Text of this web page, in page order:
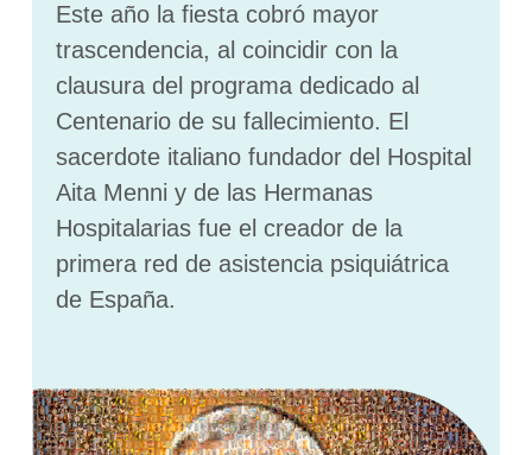
Este año la fiesta cobró mayor
trascendencia, al coincidir con la
clausura del programa dedicado al
Centenario de su fallecimiento. El
sacerdote italiano fundador del Hospital
Aita Menni y de las Hermanas
Hospitalarias fue el creador de la
primera red de asistencia psiquiátrica
de España.